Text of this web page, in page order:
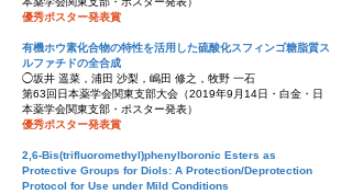
優秀ポスター発表賞
有機ホウ素化合物の特性を活用した硫酸化スフィンゴ糖脂質ス
ルファチドの全合成
◯坂井 遥菜，浦田 沙梨，嶋田 修之，牧野 一石
第63回日本薬学会関東支部大会（2019年9月14日・白金・日
本薬学会関東支部・ポスター発表）
優秀ポスター発表賞
2,6-Bis(trifluoromethyl)phenylboronic Esters as
Protective Groups for Diols: A Protection/Deprotection
Protocol for Use under Mild Conditions